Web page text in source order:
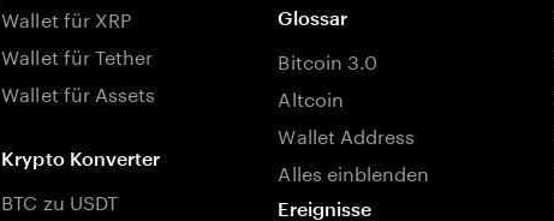
Wallet für XRP
Wallet für Tether
Wallet für Assets
Krypto Konverter
BTC zu USDT
Glossar
Bitcoin 3.0
Altcoin
Wallet Address
Alles einblenden
Ereignisse